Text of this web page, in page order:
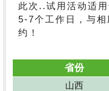
此次..试用活动适
5-7个工作日，与
约！
省份
山西